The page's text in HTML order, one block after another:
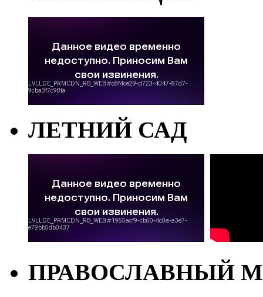
ЛЕТНИЙ САД
ПРАВОСЛАВНЫЙ